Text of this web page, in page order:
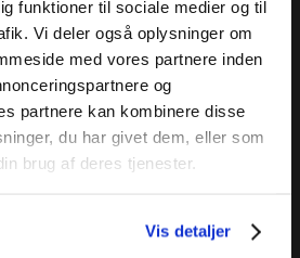
funktioner til sociale medier og til
Vi deler også oplysninger om
med vores partnere inden
og
partnere kan kombinere disse
du har givet dem, eller som
brug af deres tjenester.
Vis detaljer